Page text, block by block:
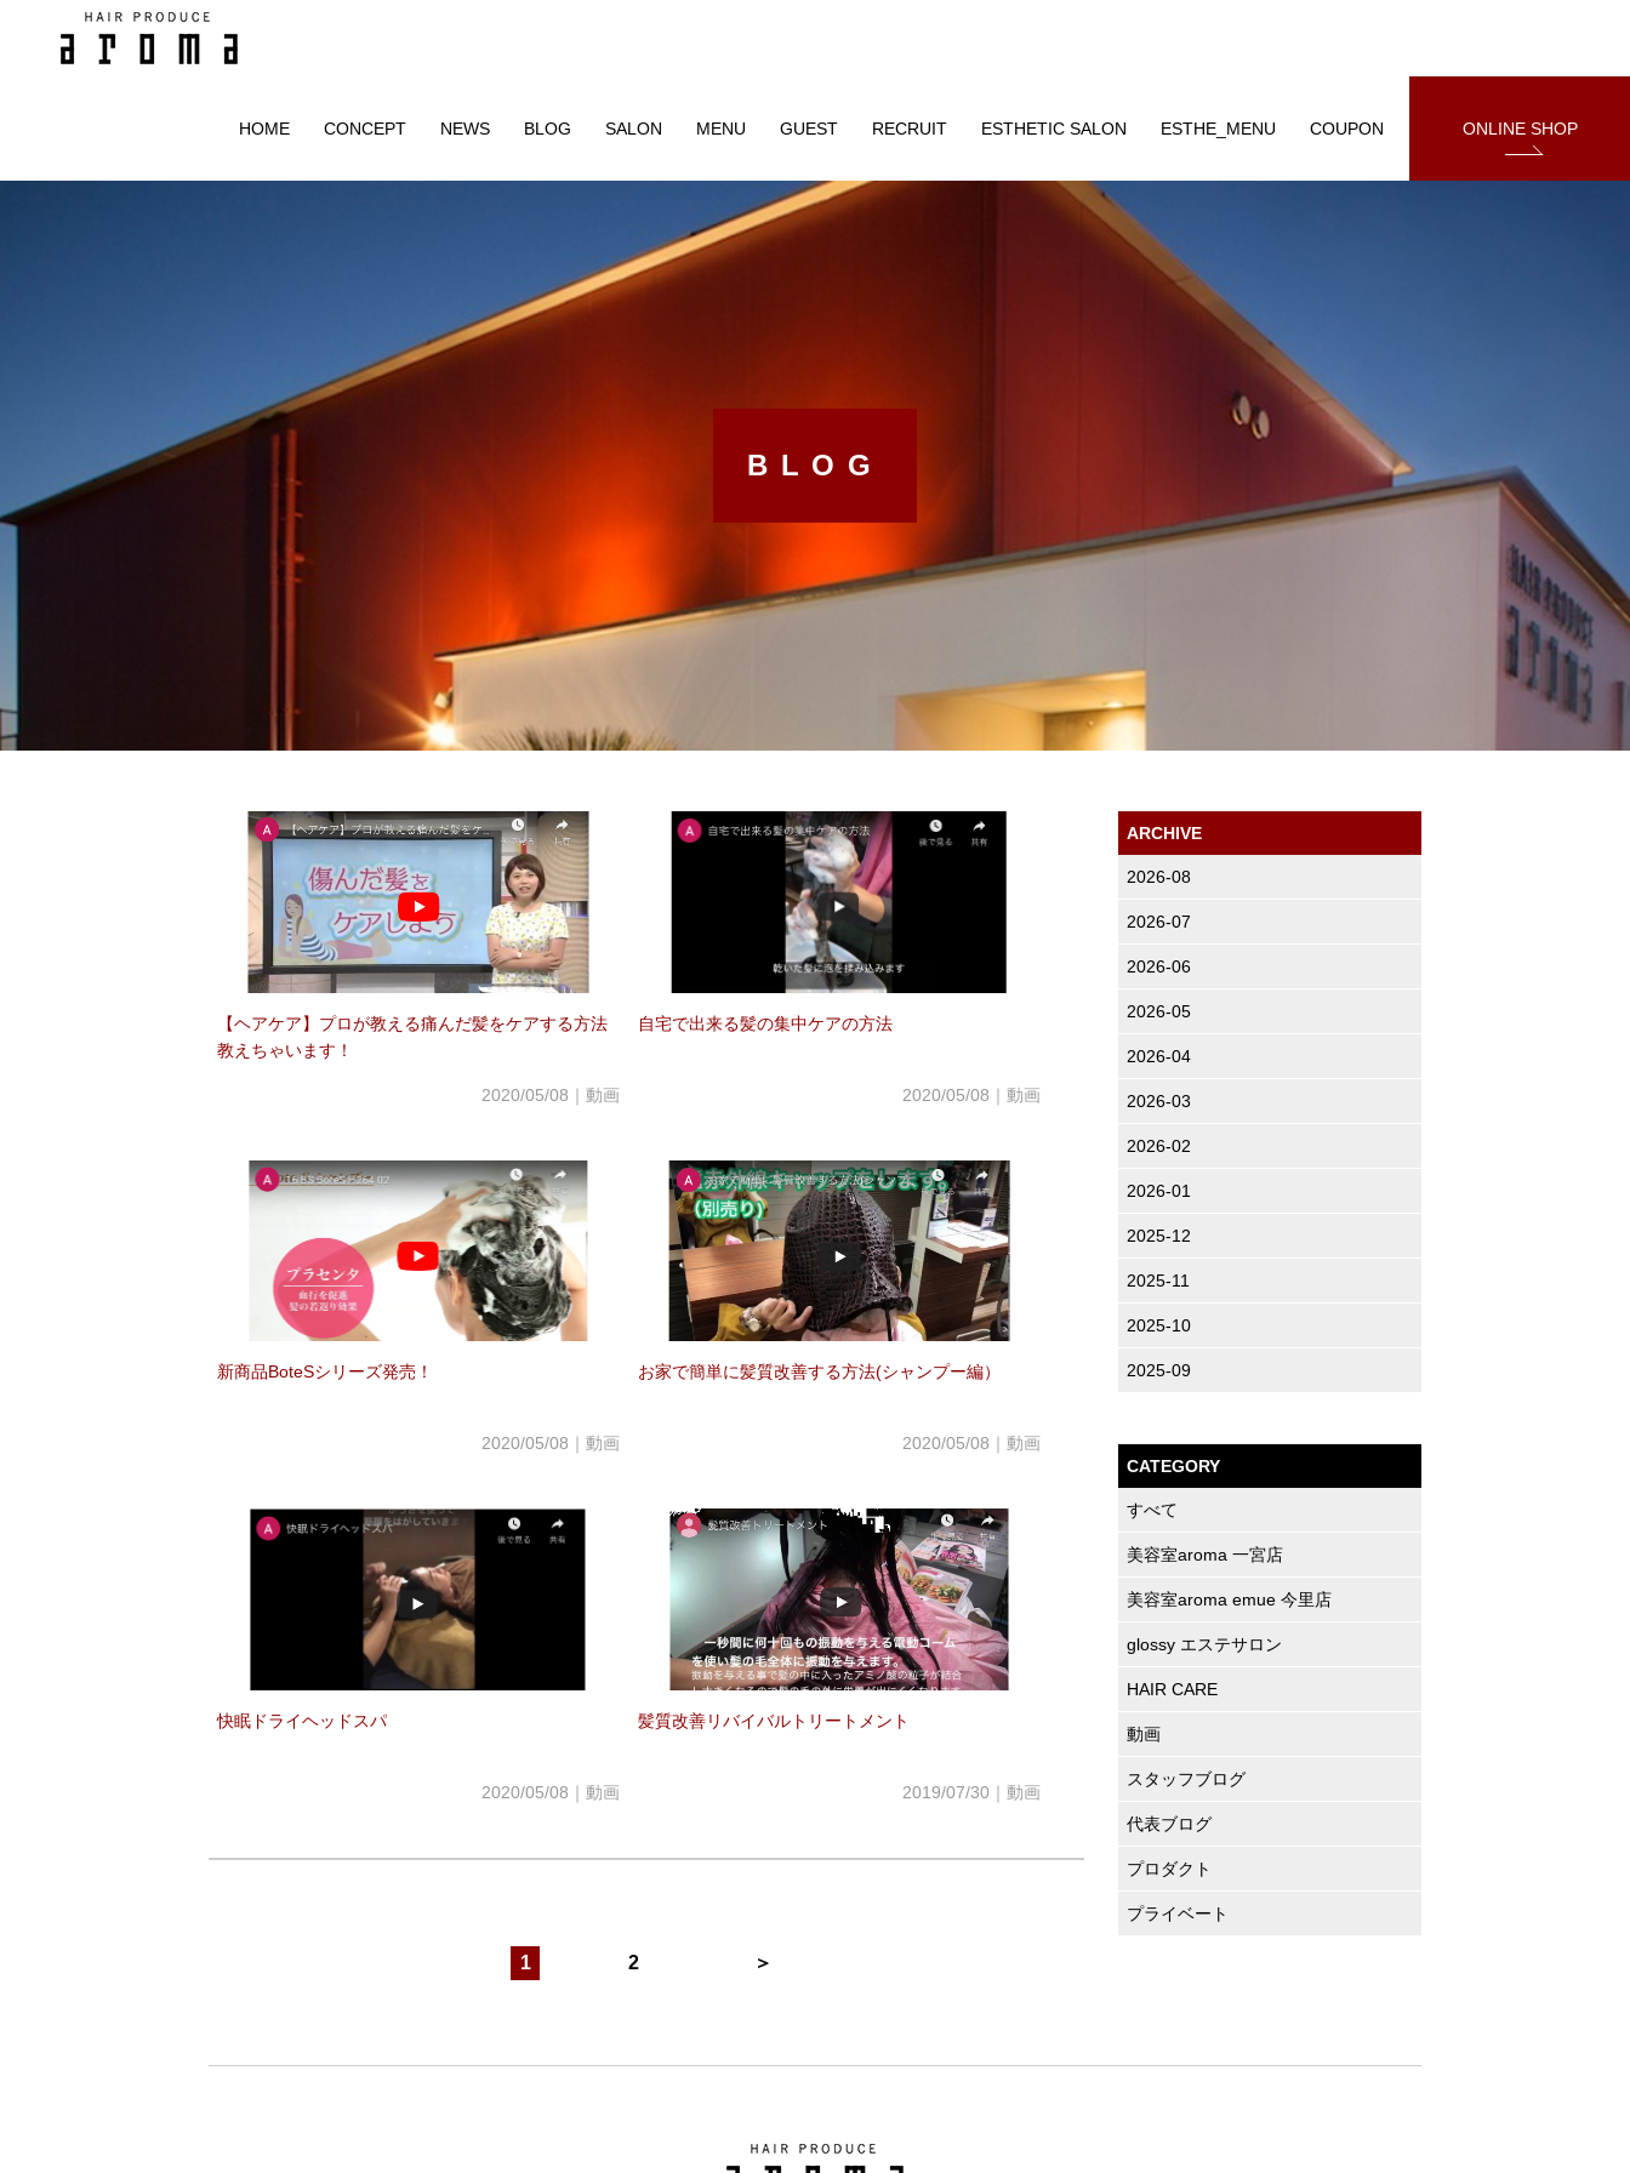
HOME CONCEPT NEWS BLOG SALON MENU GUEST RECRUIT ESTHETIC SALON ESTHE_MENU COUPON ONLINE SHOP
BLOG
【ヘアケア】プロが教える痛んだ髪をケアする方法
教えちゃいます！
2020/05/08｜動画
自宅で出来る髪の集中ケアの方法
2020/05/08｜動画
新商品BoteSシリーズ発売！
2020/05/08｜動画
お家で簡単に髪質改善する方法(シャンプー編）
2020/05/08｜動画
快眠ドライヘッドスパ
2020/05/08｜動画
髪質改善リバイバルトリートメント
2019/07/30｜動画
1 2 ＞
ARCHIVE
2026-08
2026-07
2026-06
2026-05
2026-04
2026-03
2026-02
2026-01
2025-12
2025-11
2025-10
2025-09
CATEGORY
すべて
美容室aroma 一宮店
美容室aroma emue 今里店
glossy エステサロン
HAIR CARE
動画
スタッフブログ
代表ブログ
プロダクト
プライベート